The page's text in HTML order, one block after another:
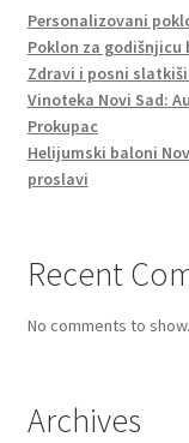
Personalizovani
Poklon za godišnjicu
Zdravi i posni
Vinoteka Novi Sad:
Prokupac
Helijumski baloni
proslavi
Recent
No comments to show.
Archives